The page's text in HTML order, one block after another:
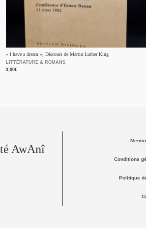
« I have a dream », Discours de Martin Luther King
LITTÉRATURE & ROMANS
3,00€
AwAnî
Conditions
Politique